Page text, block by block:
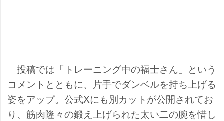
投稿では「トレーニング中の福士さん」という
コメントとともに、片手でダンベルを持ち上げる
姿をアップ。公式Xにも別カットが公開されてお
り、筋肉隆々の鍛え上げられた太い二の腕を惜し